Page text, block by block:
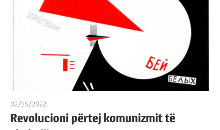
02/15/2022
Revolucioni përtej komunizmit të